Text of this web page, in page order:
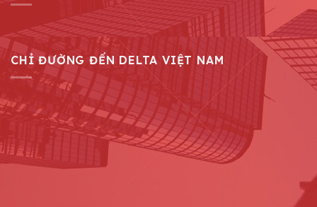
CHỈ ĐƯỜNG ĐẾN DELTA VIỆT NAM